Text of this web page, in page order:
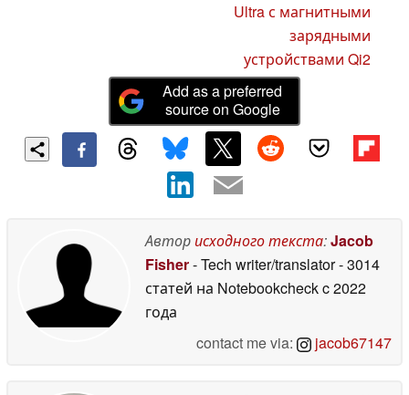
Ultra с магнитными
зарядными
устройствами Qi2
Add as a preferred
source on Google
Авторисходного текста:Jacob
Fisher- Tech writer/translator- 3014
статей на Notebookcheckc 2022
года
contact me via:
jacob67147